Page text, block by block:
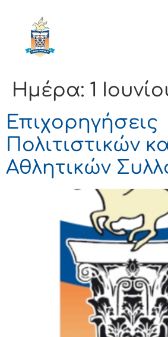
Ημέρα: 1
Επιχορηγήσεις
Πολιτιστικών
Αθλητικών